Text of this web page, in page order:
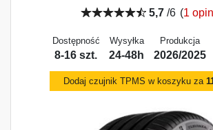
5,7/6 (1
Dostępność
8-16 szt.
Wysyłka
24-48h
Produkcja
2026/2025
Dodaj czujnik TPMS w koszyku za